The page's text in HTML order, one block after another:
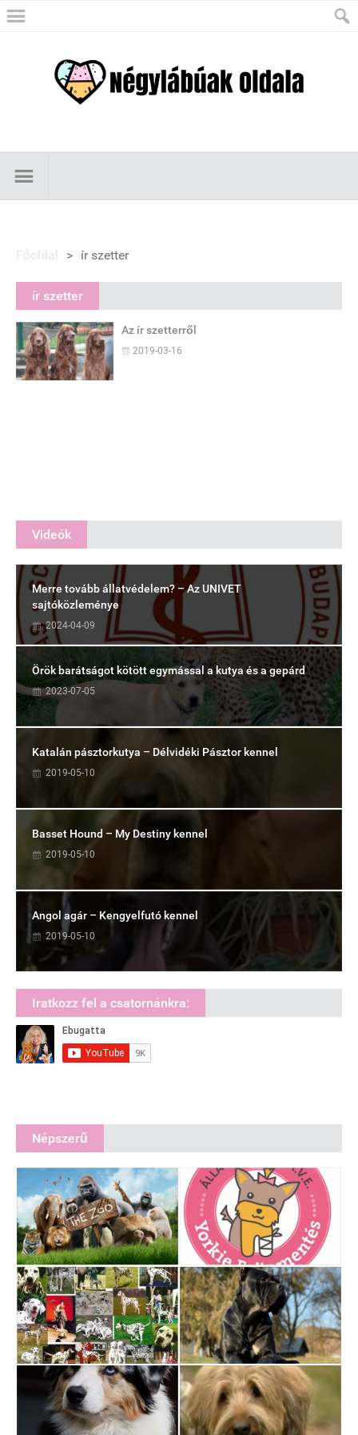
Főoldal > ír szetter
ír szetter
Az ír szetterről
2019-03-16
Videók
Merre tovább állatvédelem? – Az UNIVET
sajtóközleménye
2024-04-09
Örök barátságot kötött egymással a kutya és a gepárd
2023-07-05
Katalán pásztorkutya – Délvidéki Pásztor kennel
2019-05-10
Basset Hound – My Destiny kennel
2019-05-10
Angol agár – Kengyelfutó kennel
2019-05-10
Iratkozz fel a csatornánkra:
Népszerű